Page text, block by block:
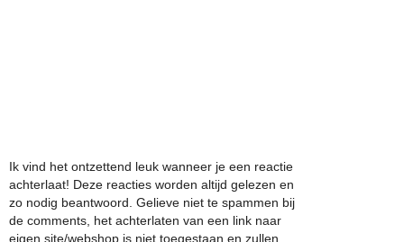
Ik vind het ontzettend leuk wanneer je een reactie
achterlaat! Deze reacties worden altijd gelezen en
zo nodig beantwoord. Gelieve niet te spammen bij
de comments, het achterlaten van een link naar
eigen site/webshop is niet toegestaan en zullen